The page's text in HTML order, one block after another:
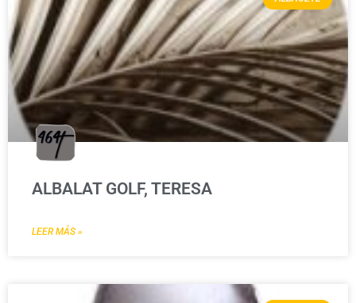
ALBALAT GOLF, TERESA
LEER MÁS »